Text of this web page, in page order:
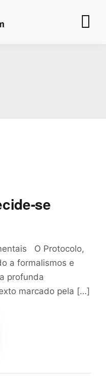
O Protocolo,
a formalismos e
profunda
marcado pela […]